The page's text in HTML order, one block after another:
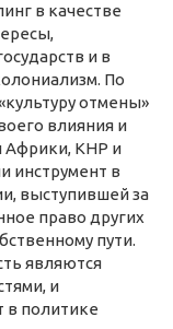
в качестве
и в
По
отмены»
влияния и
Африки, КНР и
инструмент в
выступившей за
право других
пути.
являются
и
в политике